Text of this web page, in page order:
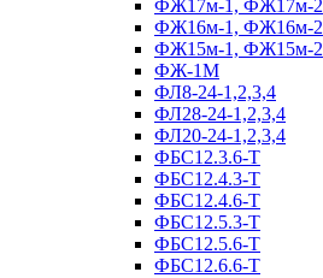
ФЖ17м-1, ФЖ17м-2
ФЖ16м-1, ФЖ16м-2
ФЖ15м-1, ФЖ15м-2
ФЖ-1М
ФЛ8-24-1,2,3,4
ФЛ28-24-1,2,3,4
ФЛ20-24-1,2,3,4
ФБС12.3.6-Т
ФБС12.4.3-Т
ФБС12.4.6-Т
ФБС12.5.3-Т
ФБС12.5.6-Т
ФБС12.6.6-Т